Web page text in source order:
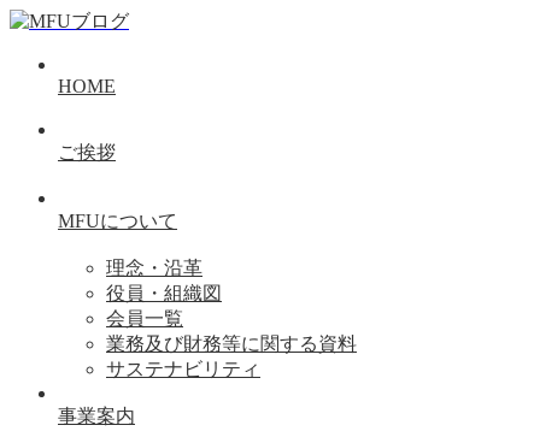
HOME
ご挨拶
MFUについて
理念・沿革
役員・組織図
会員一覧
業務及び財務等に関する資料
サステナビリティ
事業案内